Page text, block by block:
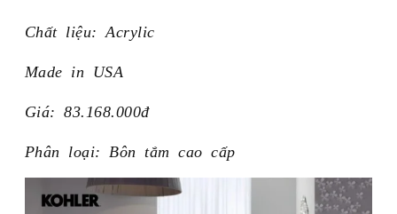
Chất liệu: Acrylic
Made in USA
Giá: 83.168.000đ
Phân loại: Bôn tắm cao cấp